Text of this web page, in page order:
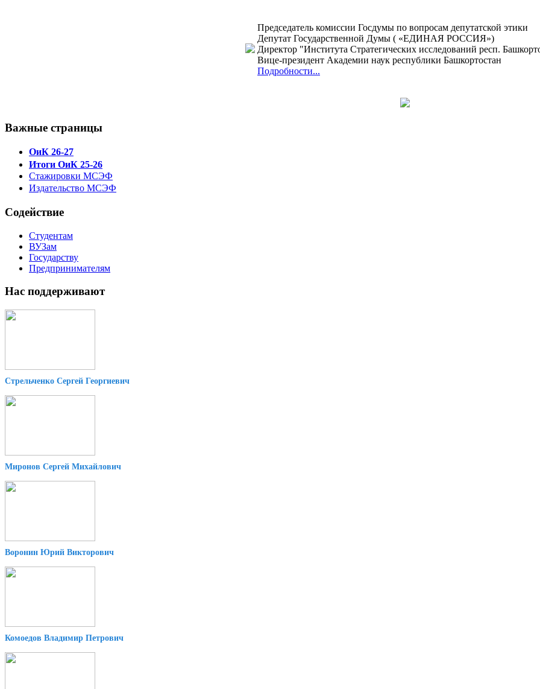
Председатель комиссии Госдумы по вопросам депутатской этики
Депутат Государственной Думы ( «ЕДИНАЯ РОССИЯ»)
Директор "Института Стратегических исследований респ.
Вице-президент Академии наук республики Башкортостан
Подробности...
Важные страницы
ОиК 26-27
Итоги ОиК 25-26
Стажировки МСЭФ
Издательство МСЭФ
Содействие
Студентам
ВУЗам
Государству
Предпринимателям
Нас поддерживают
Стрельченко Сергей Георгиевич
Миронов Сергей Михайлович
Воронин Юрий Викторович
Комоедов Владимир Петрович